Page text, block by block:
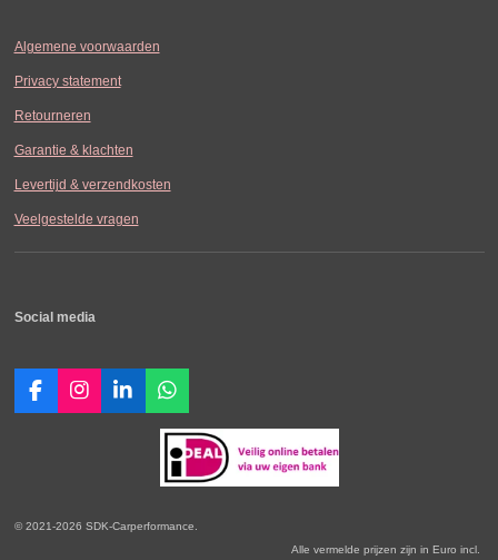
Algemene voorwaarden
Privacy statement
Retourneren
Garantie & klachten
Levertijd & verzendkosten
Veelgestelde vragen
Social media
F
a
o
I
n
r
L
i
W
h
a
s
© 2021-2026 SDK-Carperformance.
Alle vermelde prijzen zijn in Euro incl.